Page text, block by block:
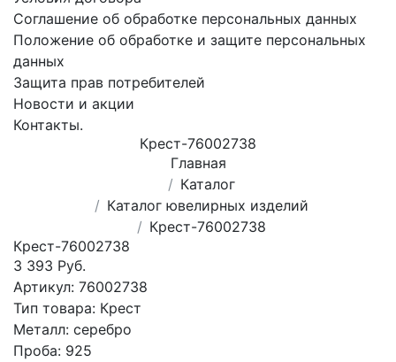
Соглашение об обработке персональных данных
Положение об обработке и защите персональных
данных
Защита прав потребителей
Новости и акции
Контакты.
Крест-76002738
Главная
Каталог
Каталог ювелирных изделий
Крест-76002738
Крест-76002738
3 393 Руб.
Артикул: 76002738
Тип товара: Крест
Металл: серебро
Проба: 925